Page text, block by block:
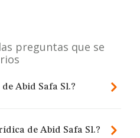
preguntas que se
de Abid Safa Sl.?
de Abid Safa Sl.?